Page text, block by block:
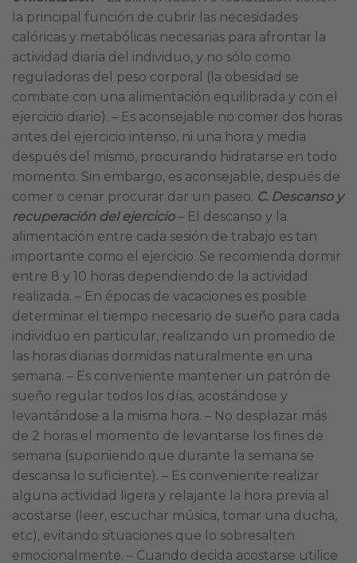
la principal función de cubrir las necesidades
calóricas y metabólicas necesarias para afrontar la
actividad diaria del individuo, y no sólo como
reguladoras del peso corporal (la obesidad se
combate con una alimentación equilibrada y con el
ejercicio diario). – Es aconsejable no comer dos horas
antes del ejercicio intenso, ni una hora y media
después del mismo, procurando hidratarse en todo
momento. Sin embargo, es aconsejable, después de
comer o cenar procurar dar un paseo. C. Descanso y
recuperación del ejercicio– El descanso y la
alimentación entre cada sesión de trabajo es tan
importante como el ejercicio. Se recomienda dormir
entre 8 y 10 horas dependiendo de la actividad
realizada. – En épocas de vacaciones es posible
determinar el tiempo necesario de sueño para cada
individuo en particular, realizando un promedio de
las horas diarias dormidas naturalmente en una
semana. – Es conveniente mantener un patrón de
sueño regular todos los días, acostándose y
levantándose a la misma hora. – No desplazar más
de 2 horas el momento de levantarse los fines de
semana (suponiendo que durante la semana se
descansa lo suficiente). – Es conveniente realizar
alguna actividad ligera y relajante la hora previa al
acostarse (leer, escuchar música, tomar una ducha,
etc), evitando situaciones que lo sobresalten
emocionalmente. – Cuando decida acostarse utilice